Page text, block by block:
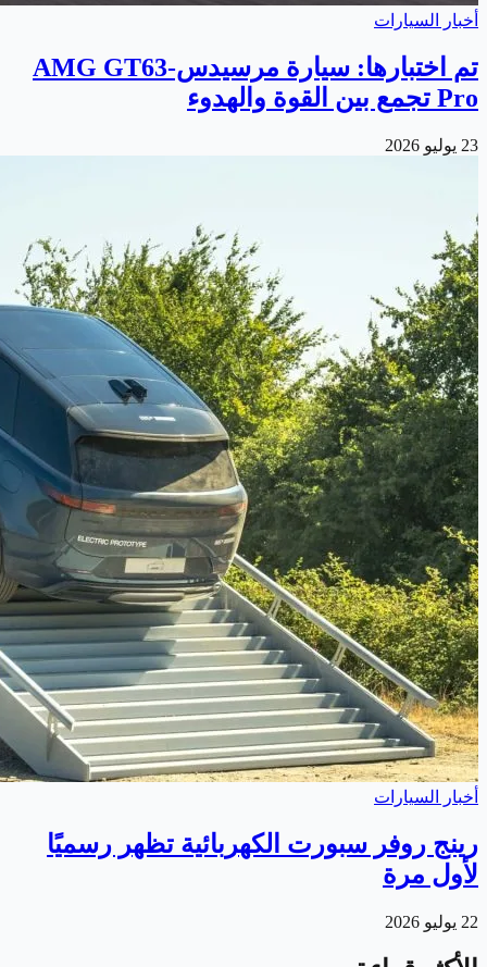
أخبار السيارات
تم اختبارها: سيارة مرسيدس-AMG GT63
Pro تجمع بين القوة والهدوء
23 يوليو 2026
أخبار السيارات
رينج روفر سبورت الكهربائية تظهر رسميًا
لأول مرة
22 يوليو 2026